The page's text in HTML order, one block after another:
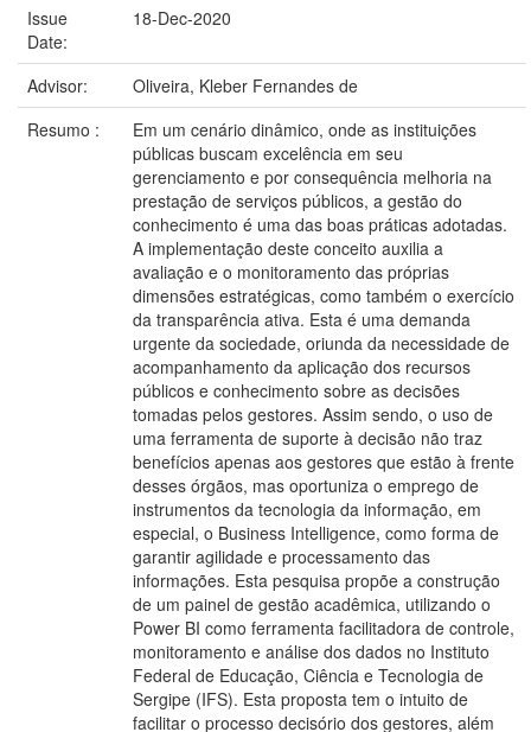
Issue
Date:
18-Dec-2020
Advisor:
Oliveira, Kleber Fernandes de
Resumo :
Em um cenário dinâmico, onde as instituições
públicas buscam excelência em seu
gerenciamento e por consequência melhoria na
prestação de serviços públicos, a gestão do
conhecimento é uma das boas práticas adotadas.
A implementação deste conceito auxilia a
avaliação e o monitoramento das próprias
dimensões estratégicas, como também o exercício
da transparência ativa. Esta é uma demanda
urgente da sociedade, oriunda da necessidade de
acompanhamento da aplicação dos recursos
públicos e conhecimento sobre as decisões
tomadas pelos gestores. Assim sendo, o uso de
uma ferramenta de suporte à decisão não traz
benefícios apenas aos gestores que estão à frente
desses órgãos, mas oportuniza o emprego de
instrumentos da tecnologia da informação, em
especial, o Business Intelligence, como forma de
garantir agilidade e processamento das
informações. Esta pesquisa propõe a construção
de um painel de gestão acadêmica, utilizando o
Power BI como ferramenta facilitadora de controle,
monitoramento e análise dos dados no Instituto
Federal de Educação, Ciência e Tecnologia de
Sergipe (IFS). Esta proposta tem o intuito de
facilitar o processo decisório dos gestores, além